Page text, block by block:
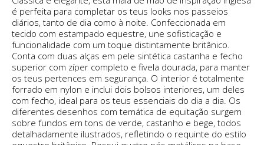
é perfeita para completar os teus looks nos passeios
diários, tanto de dia como à noite. Confeccionada em
tecido com estampado equestre, une sofisticação e
funcionalidade com um toque distintamente britânico.
Conta com duas alças em pele sintética castanha e fecho
superior com zíper completo e fivela dourada, para manter
os teus pertences em segurança. O interior é totalmente
forrado em nylon e inclui dois bolsos interiores, um deles
com fecho, ideal para os teus essenciais do dia a dia. Os
diferentes desenhos com temática de equitação surgem
sobre fundos em tons de verde, castanho e bege, todos
detalhadamente ilustrados, refletindo o requinte do estilo